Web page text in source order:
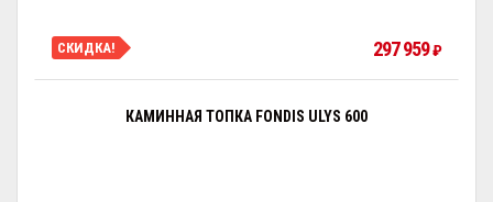
СКИДКА! 297 959₽
КАМИННАЯ ТОПКА FONDIS ULYS 600